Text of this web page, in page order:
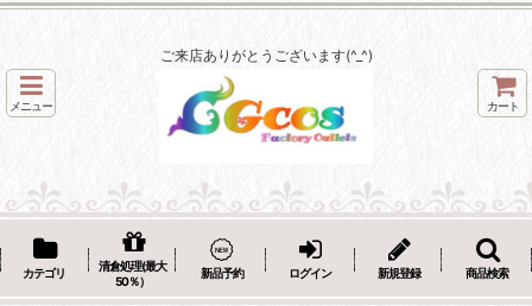
ご来店ありがとうございます(^_^)
メニュー カート
カテゴリ
清倉処理(最大
50％）
新品予約 ログイン 新規登録 商品検索